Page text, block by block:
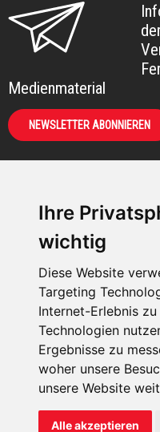
Ihre
wichtig
Diese Website
Targeting
Internet-Erlebnis
Technologien
Ergebnisse zu
woher unsere
unsere Website
Alle akzeptieren
Medienmaterial
NEWSLETTER ABONNIEREN
KIRCHE IN NOT -
Österreich
Weimarer Straße 104/3
1190 Wien
kin@kircheinnot.at
KIN weltweit